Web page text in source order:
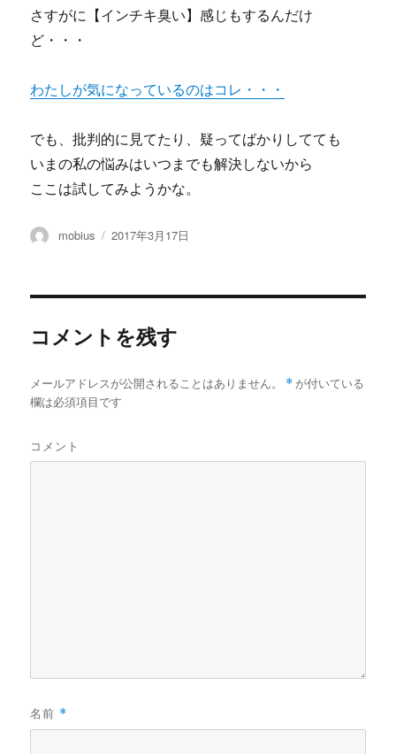
さすがに【インチキ臭い】感じもするんだけ
ど・・・
わたしが気になっているのはコレ・・・
でも、批判的に見てたり、疑ってばかりしてても
いまの私の悩みはいつまでも解決しないから
ここは試してみようかな。
投
mobius
投
2017年3月17日
コメントを残す
メールアドレスが公開されることはありません。 * が付いている
欄は必須項目です
コメント
名前 *